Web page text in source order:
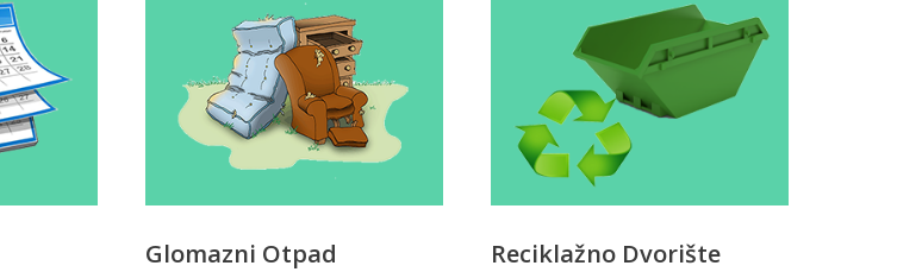
Glomazni Otpad
Reciklažno Dvorište